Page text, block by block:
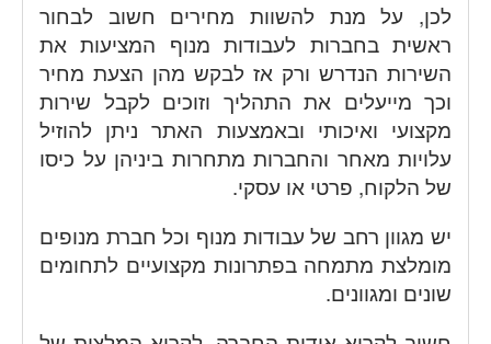
לכן, על מנת להשוות מחירים חשוב לבחור
ראשית בחברות לעבודות מנוף המציעות את
השירות הנדרש ורק אז לבקש מהן הצעת מחיר
וכך מייעלים את התהליך וזוכים לקבל שירות
מקצועי ואיכותי ובאמצעות האתר ניתן להוזיל
עלויות מאחר והחברות מתחרות ביניהן על כיסו
של הלקוח, פרטי או עסקי.
יש מגוון רחב של עבודות מנוף וכל חברת מנופים
מומלצת מתמחה בפתרונות מקצועיים לתחומים
שונים ומגוונים.